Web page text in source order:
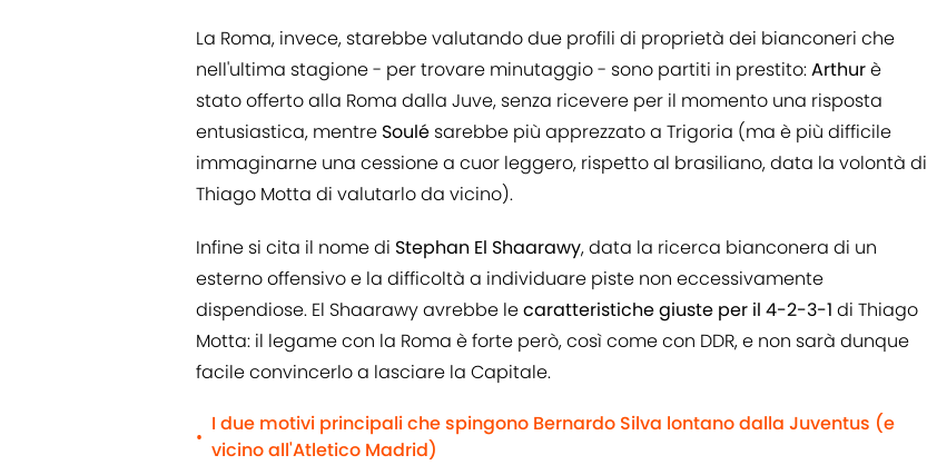
La Roma, invece, starebbe valutando due profili di proprietà dei bianconeri che
nell'ultima stagione - per trovare minutaggio - sono partiti in prestito:Arthurè
stato offerto alla Roma dalla Juve, senza ricevere per il momento una risposta
entusiastica, mentre Soulé sarebbe più apprezzato a Trigoria (ma è più difficile
immaginarne una cessione a cuor leggero, rispetto al brasiliano, data la volontà di
Thiago Motta di valutarlo da vicino).
Infine si cita il nome di Stephan El Shaarawy, data la ricerca bianconera di un
esterno offensivo e la difficoltà a individuare piste non eccessivamente
dispendiose. El Shaarawy avrebbe lecaratteristiche giuste per il 4-2-3-1 di Thiago
Motta: il legame con la Roma è forte però, così come con DDR, e non sarà dunque
facile convincerlo a lasciare la Capitale.
•
I due motivi principali che spingono Bernardo Silva lontano dalla Juventus (e
vicino all'Atletico Madrid)